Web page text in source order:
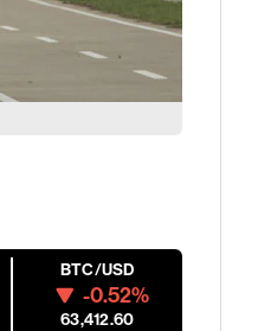
BTC/USD
-0.52%
63,412.60